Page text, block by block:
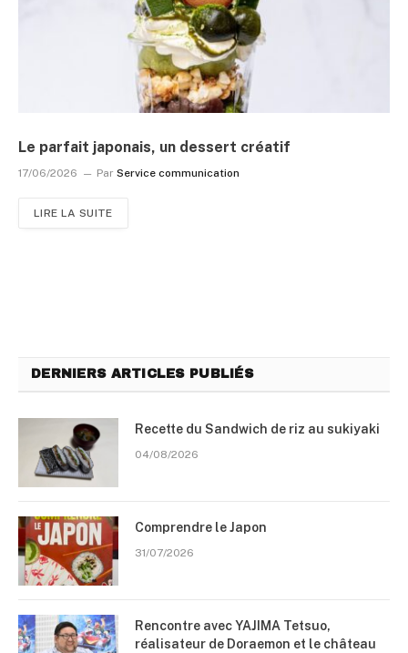
Le parfait japonais, un dessert créatif
17/06/2026 Par Service communication
LIRE LA SUITE
DERNIERS ARTICLES PUBLIÉS
Recette du Sandwich de riz au sukiyaki
04/08/2026
Comprendre le Japon
31/07/2026
Rencontre avec YAJIMA Tetsuo,
réalisateur de Doraemon et le château